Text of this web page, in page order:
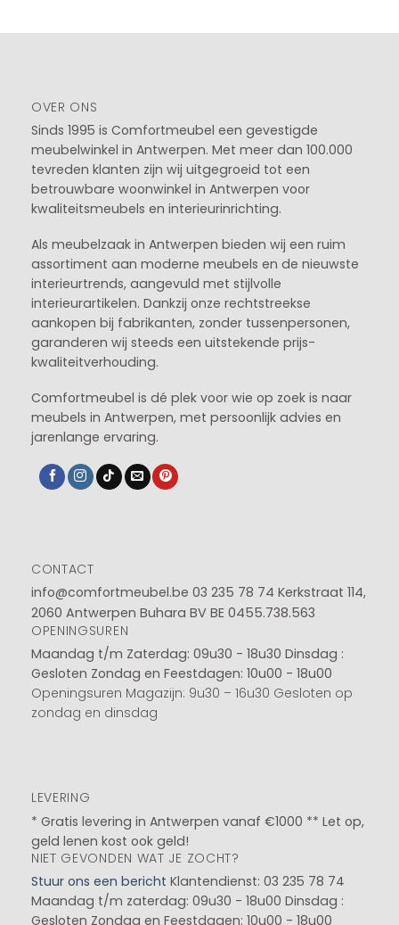
OVER ONS
Sinds 1995 is Comfortmeubel een gevestigde
meubelwinkel in Antwerpen. Met meer dan 100.000
tevreden klanten zijn wij uitgegroeid tot een
betrouwbare woonwinkel in Antwerpen voor
kwaliteitsmeubels en interieurinrichting.
Als meubelzaak in Antwerpen bieden wij een ruim
assortiment aan moderne meubels en de nieuwste
interieurtrends, aangevuld met stijlvolle
interieurartikelen. Dankzij onze rechtstreekse
aankopen bij fabrikanten, zonder tussenpersonen,
garanderen wij steeds een uitstekende prijs-
kwaliteitverhouding.
Comfortmeubel is dé plek voor wie op zoek is naar
meubels in Antwerpen, met persoonlijk advies en
jarenlange ervaring.
CONTACT
info@comfortmeubel.be 03 235 78 74 Kerkstraat 114,
2060 Antwerpen Buhara BV BE 0455.738.563
OPENINGSUREN
Maandag t/m Zaterdag: 09u30 - 18u30 Dinsdag :
Gesloten Zondag en Feestdagen: 10u00 - 18u00
Openingsuren Magazijn: 9u30 – 16u30 Gesloten op
zondag en dinsdag
LEVERING
* Gratis levering in Antwerpen vanaf €1000 ** Let op,
geld lenen kost ook geld!
NIET GEVONDEN WAT JE ZOCHT?
Stuur ons een bericht Klantendienst: 03 235 78 74
Maandag t/m zaterdag: 09u30 - 18u00 Dinsdag :
Gesloten Zondag en Feestdagen: 10u00 - 18u00